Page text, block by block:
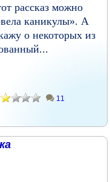
рассказ можно
каникулы». А
о некоторых из
11